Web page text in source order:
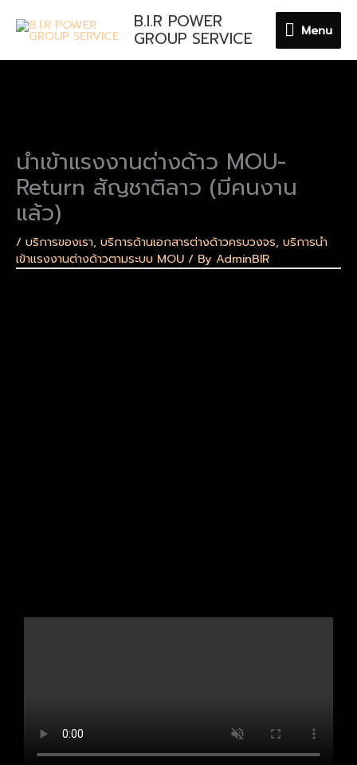
B.I.R POWER
GROUP SERVICE Menu
Menu
นำเข้าแรงงานต่างด้าว MOU-
Return สัญชาติลาว (มีคนงาน
แล้ว)
/ บริการของเรา, บริการด้านเอกสารต่างด้าวครบวงจร, บริการนำ
เข้าแรงงานต่างด้าวตามระบบ MOU / By AdminBIR